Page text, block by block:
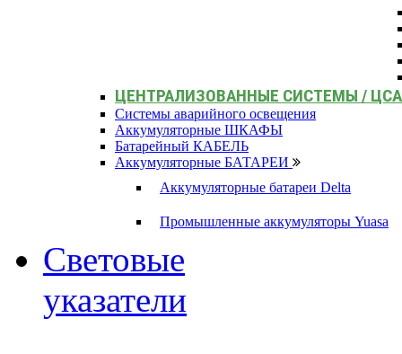
ЦЕНТРАЛИЗОВАННЫЕ СИСТЕМЫ /
Системы аварийного освещения
Аккумуляторные ШКАФЫ
Батарейный КАБЕЛЬ
Аккумуляторные БАТАРЕИ
Аккумуляторные батареи Delta
Промышленные аккумуляторы Yuasa
Световые
указатели